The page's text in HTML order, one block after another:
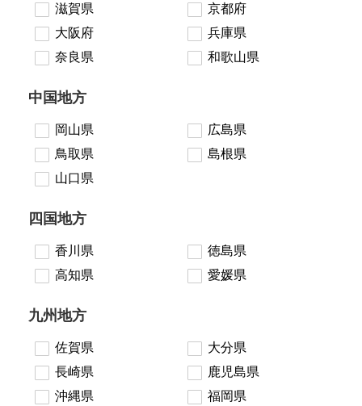
滋賀県
京都府
大阪府
兵庫県
奈良県
和歌山県
中国地方
岡山県
広島県
鳥取県
島根県
山口県
四国地方
香川県
徳島県
高知県
愛媛県
九州地方
佐賀県
大分県
長崎県
鹿児島県
沖縄県
福岡県